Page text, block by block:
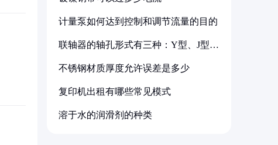
计量泵如何达到控制和调节流量的目的
联轴器的轴孔形式有三种：Y型、J型、
不锈钢材质厚度允许误差是多少
复印机出租有哪些常见模式
溶于水的润滑剂的种类